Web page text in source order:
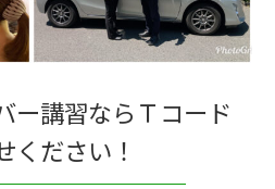
ー講習ならＴコード
ください！